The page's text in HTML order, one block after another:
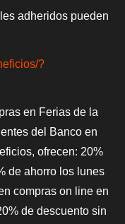
adheridos pueden
?
en Ferias de la
del Banco en
ofrecen: 20%
de ahorro los lunes
compras on line en
de descuento sin